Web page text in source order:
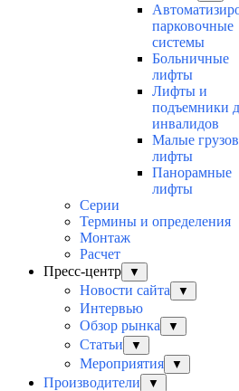
парковочные
системы
Больничные
лифты
Лифты и
подъемники
инвалидов
Малые
лифты
Панорамные
лифты
Серии
Термины и определения
Монтаж
Расчет
Пресс-центр
▼
Новости сайта ▼
Интервью
Обзор рынка
▼
Статьи ▼
Мероприятия ▼
Производители ▼